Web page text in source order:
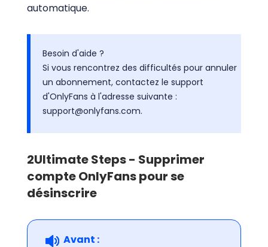
automatique.
Besoin d'aide ?
Si vous rencontrez des difficultés pour annuler
un abonnement, contactez le support
d'OnlyFans à l'adresse suivante :
support@onlyfans.com.
2Ultimate Steps - Supprimer
compte OnlyFans pour se
désinscrire
Avant :